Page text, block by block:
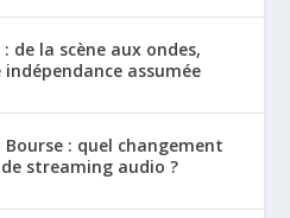
de la scène aux ondes,
indépendance assumée
: quel changement
streaming audio ?